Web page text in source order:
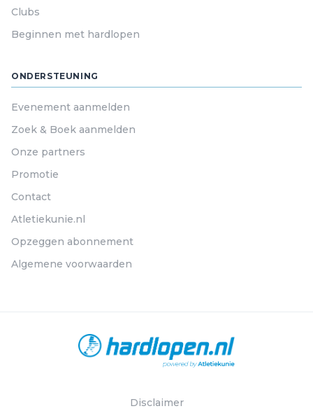
Clubs
Beginnen met hardlopen
ONDERSTEUNING
Evenement aanmelden
Zoek & Boek aanmelden
Onze partners
Promotie
Contact
Atletiekunie.nl
Opzeggen abonnement
Algemene voorwaarden
Disclaimer